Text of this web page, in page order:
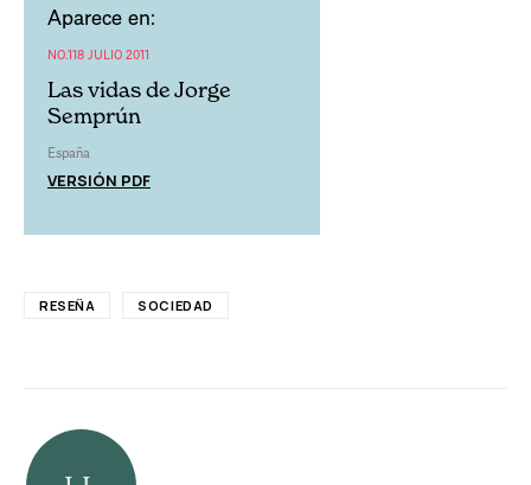
Aparece en:
NO.118 JULIO 2011
Las vidas de Jorge
Semprún
España
VERSIÓN PDF
RESEÑA SOCIEDAD